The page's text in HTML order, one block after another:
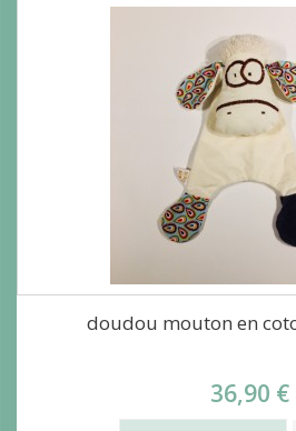
doudou mouton en
36,90 €